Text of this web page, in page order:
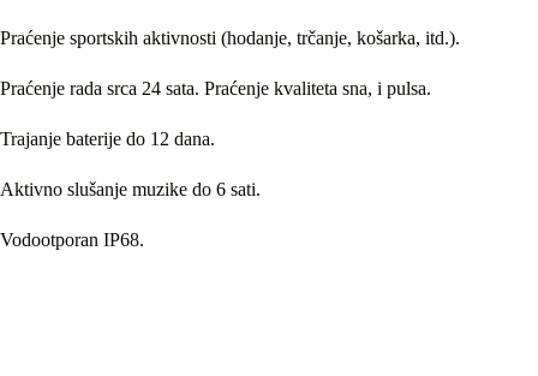
Praćenje sportskih aktivnosti (hodanje, trčanje, košarka, itd.).
Praćenje rada srca 24 sata. Praćenje kvaliteta sna, i pulsa.
Trajanje baterije do 12 dana.
Aktivno slušanje muzike do 6 sati.
Vodootporan IP68.